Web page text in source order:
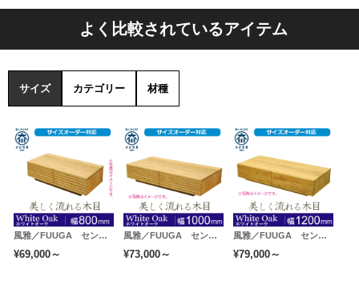
よく比較されているアイテム
サイズ カテゴリー 材種
風雅／FUUGA センターテーブル ローテーブル リビングテーブル 幅800mm（ホワイトオーク-スリット）
¥69,000～
風雅／FUUGA センターテーブル ローテーブル リビングテーブル 幅1000mm（ホワイトオーク-スリット）
¥73,000～
風雅／FUUGA センターテーブル ローテーブル リビングテーブル 幅1200mm（ホワイトオーク-スリット）
¥79,000～